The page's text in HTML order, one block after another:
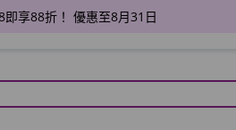
享88折！ 優惠至8月31日